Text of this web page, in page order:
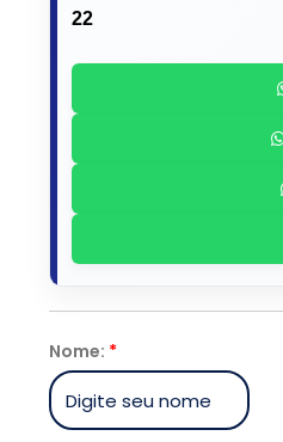
22
Nome: *